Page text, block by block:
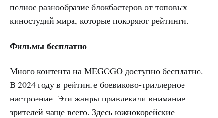
полное разнообразие блокбастеров от топовых
киностудий мира, которые покоряют рейтинги.
Фильмы бесплатно
Много контента на MEGOGO доступно бесплатно.
В 2024 году в рейтинге боевиково-триллерное
настроение. Эти жанры привлекали внимание
зрителей чаще всего. Здесь южнокорейские